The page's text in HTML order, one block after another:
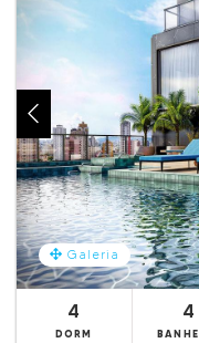
Galeria
4
DORM
4